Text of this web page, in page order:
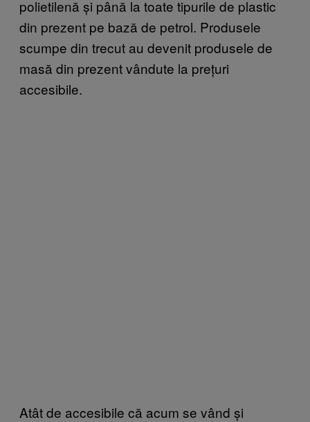
polietilenă și până la toate tipurile de plastic
din prezent pe bază de petrol. Produsele
scumpe din trecut au devenit produsele de
masă din prezent vândute la prețuri
accesibile.
Atât de accesibile că acum se vând și